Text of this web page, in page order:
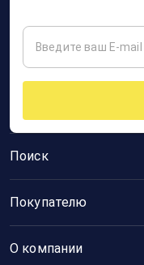
Поиск
Покупателю
О компании